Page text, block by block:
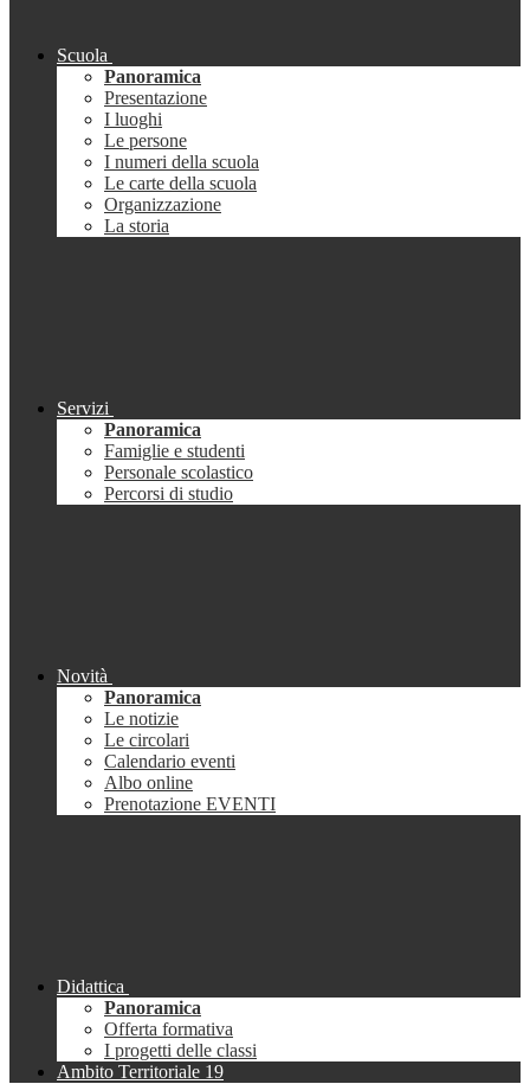
Scuola
Panoramica
Presentazione
I luoghi
Le persone
I numeri della scuola
Le carte della scuola
Organizzazione
La storia
Servizi
Panoramica
Famiglie e studenti
Personale scolastico
Percorsi di studio
Novità
Panoramica
Le notizie
Le circolari
Calendario eventi
Albo online
Prenotazione EVENTI
Didattica
Panoramica
Offerta formativa
I progetti delle classi
Ambito Territoriale 19